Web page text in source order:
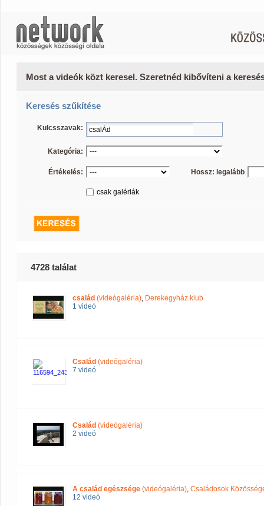
Most a videók közt keresel. Szeretnéd kibővíteni a
Keresés szűkítése
Kulcsszavak:
Kategória:
Értékelés: Hossz: legalább
csak galériák
4728 találat
család (videógaléria), Derekegyház klub
1 videó
Család (videógaléria)
7 videó
Család (videógaléria)
2 videó
A család egészsége (videógaléria), Családosok
12 videó